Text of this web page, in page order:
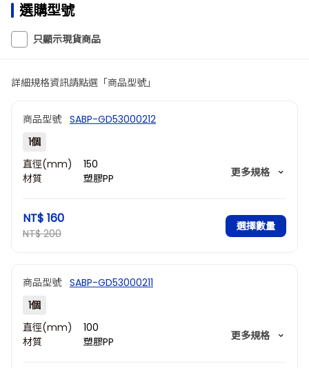
選購型號
只顯示現貨商品
詳細規格資訊請點選「商品型號」
商品型號 SABP-GD53000212
1個
直徑(mm)
150
材質
塑膠PP
(mm)
更多規格
NT$ 160
NT$ 200
選擇數量
商品型號 SABP-GD53000211
1個
直徑(mm)
100
材質
塑膠PP
更多規格